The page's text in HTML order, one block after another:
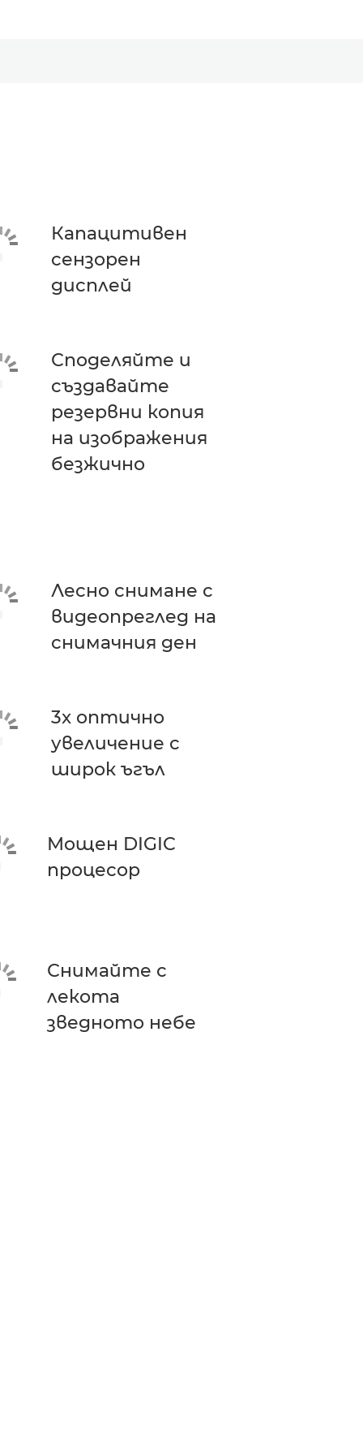
Капацитивен
сензорен
дисплей
Споделяйте и
създавайте
резервни копия
на изображения
безжично
Лесно снимане с
видеопреглед на
снимачния ден
3x оптично
увеличение с
широк ъгъл
Мощен DIGIC
процесор
Снимайте с
лекота
зведното небе